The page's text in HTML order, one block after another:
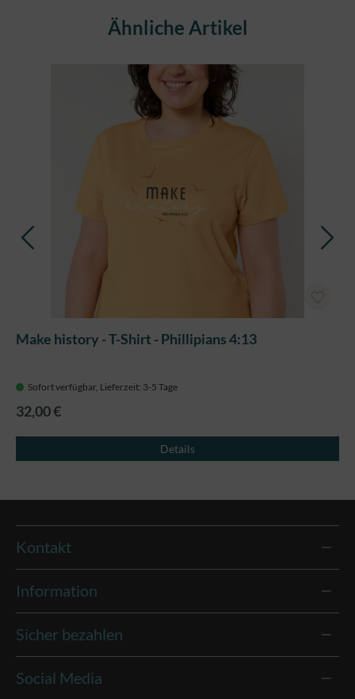
Produktgalerie überspringenÄhnliche Artikel
Make history - T-Shirt - Phillipians 4:13
Sofort verfügbar, Lieferzeit: 3-5 Tage
32,00 €
Details
Kontakt
Information
Sicher bezahlen
Social Media